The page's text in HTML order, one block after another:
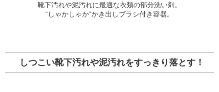
靴下汚れや泥汚れに最適な衣類の部分洗い剤。
“しゃかしゃか”かき出しブラシ付き容器。
しつこい靴下汚れや泥汚れをすっきり落とす！